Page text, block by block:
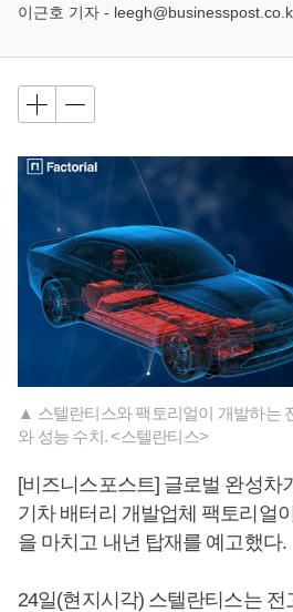
이근호 기자 -
▲ 스텔란티스와 팩토리얼이 개발하는
와 성능 수치. <스텔란티스>
[비즈니스포스트] 글로벌 완성차
기차 배터리 개발업체 팩토리얼
을 마치고 내년 탑재를 예고했다.
24일(현지시각) 스텔란티스는